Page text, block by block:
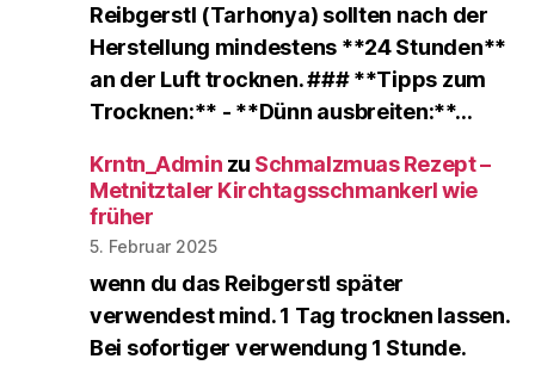
Reibgerstl (Tarhonya) sollten nach der
Herstellung mindestens **24 Stunden**
an der Luft trocknen. ### **Tipps zum
Trocknen:** - **Dünn ausbreiten:**…
Krntn_Admin zu Schmalzmuas Rezept –
Metnitztaler Kirchtagsschmankerl wie
früher
5. Februar 2025
wenn du das Reibgerstl später
verwendest mind. 1 Tag trocknen lassen.
Bei sofortiger verwendung 1 Stunde.